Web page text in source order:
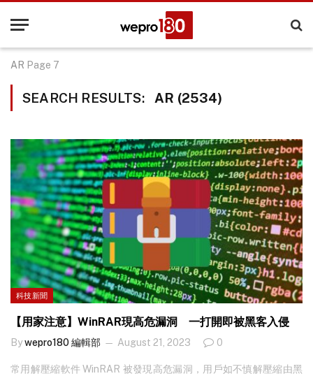
AR Page 7
SEARCH RESULTS: AR (2534)
科技新聞
【用家注意】WinRAR現高危漏洞 一打開即被黑客入侵
Bywepro180 編輯部 August 21, 2023 0
常用解壓縮軟件 WinRAR 被發現高危漏洞，用戶如不慎解壓縮由黑